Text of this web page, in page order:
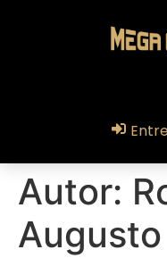
Autor: